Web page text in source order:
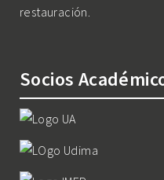
restauración.
Socios